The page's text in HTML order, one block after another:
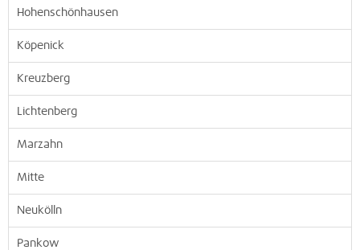
Hohenschönhausen
Köpenick
Kreuzberg
Lichtenberg
Marzahn
Mitte
Neukölln
Pankow